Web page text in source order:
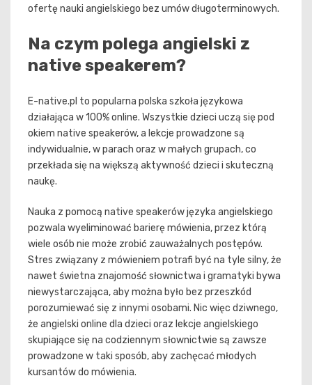
ofertę nauki angielskiego bez umów długoterminowych.
Na czym polega angielski z
native speakerem?
E-native.pl to popularna polska szkoła językowa
działająca w 100% online. Wszystkie dzieci uczą się pod
okiem native speakerów, a lekcje prowadzone są
indywidualnie, w parach oraz w małych grupach, co
przekłada się na większą aktywność dzieci i skuteczną
naukę.
Nauka z pomocą native speakerów języka angielskiego
pozwala wyeliminować barierę mówienia, przez którą
wiele osób nie może zrobić zauważalnych postępów.
Stres związany z mówieniem potrafi być na tyle silny, że
nawet świetna znajomość słownictwa i gramatyki bywa
niewystarczająca, aby można było bez przeszkód
porozumiewać się z innymi osobami. Nic więc dziwnego,
że angielski online dla dzieci oraz lekcje angielskiego
skupiające się na codziennym słownictwie są zawsze
prowadzone w taki sposób, aby zachęcać młodych
kursantów do mówienia.